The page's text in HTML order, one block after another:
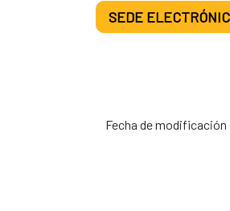
SEDE
Fecha de